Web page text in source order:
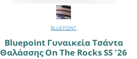
BLUEPOINT
Bluepoint Γυναικεία Τσάντα
Θαλάσσης On The Rocks SS '26